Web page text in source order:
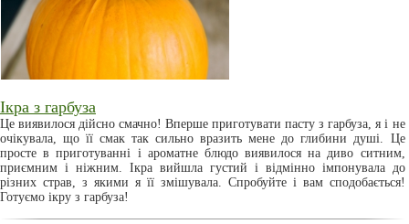
Ікра з гарбуза
Це виявилося дійсно смачно! Вперше приготувати пасту з гарбуза, я і не
очікувала, що її смак так сильно вразить мене до глибини душі. Це
просте в приготуванні і ароматне блюдо виявилося на диво ситним,
приємним і ніжним. Ікра вийшла густий і відмінно імпонувала до
різних страв, з якими я її змішувала. Спробуйте і вам сподобається!
Готуємо ікру з гарбуза!